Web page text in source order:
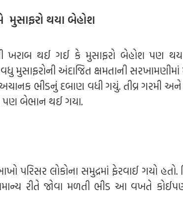
થયા બેહોશ
ખરાબ થઈ ગઈ કે મુસાફરો બેહોશ પણ
અંદાજિત ક્ષમતાની સરખામણીમાં
ભીડનું દબાણ વધી ગયું. તીવ્ર ગરમી
પણ બેભાન થઈ ગયા.
પરિસર લોકોના સમુદ્રમાં ફેરવાઈ ગયો હતો.
રીતે જોવા મળતી ભીડ આ વખતે